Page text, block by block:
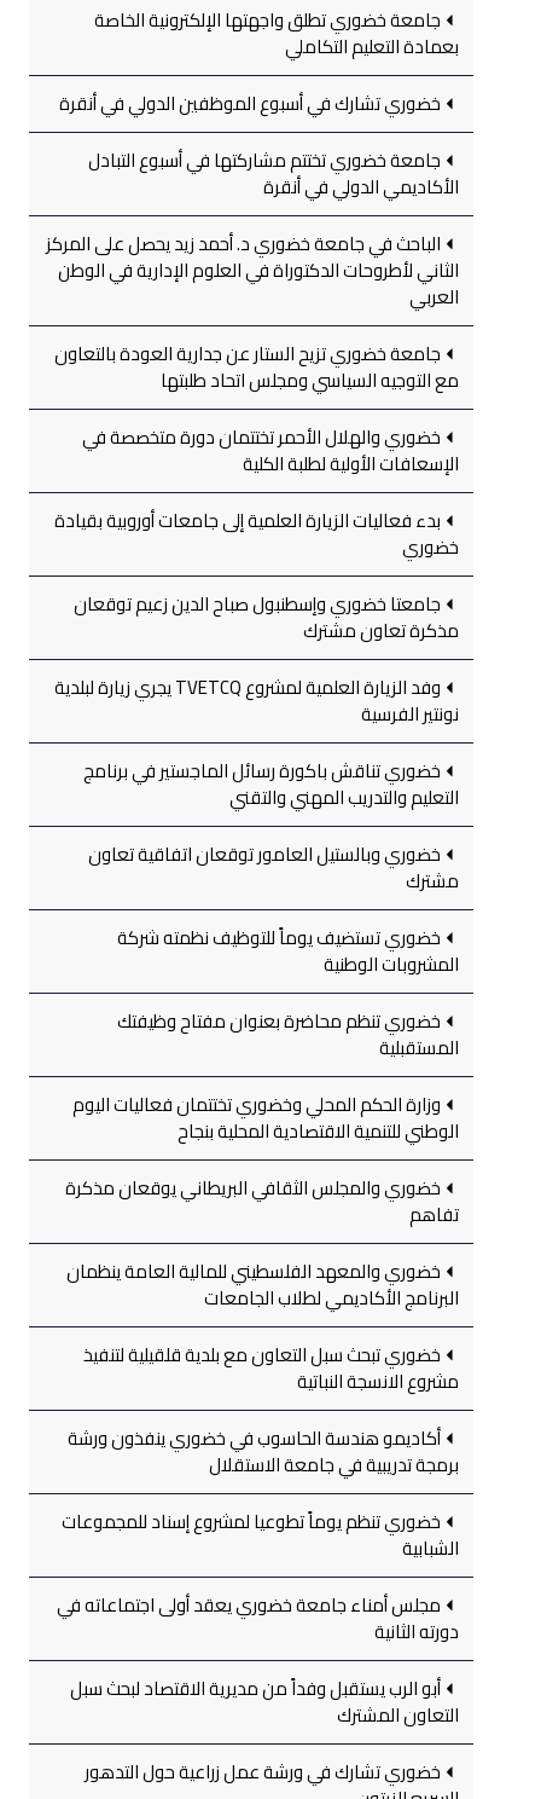
جامعة خضوري تطلق واجهتها الإلكترونية الخاصة
بعمادة التعليم التكاملي
خضوري تشارك في أسبوع الموظفين الدولي في أنقرة
جامعة خضوري تختتم مشاركتها في أسبوع التبادل
الأكاديمي الدولي في أنقرة
الباحث في جامعة خضوري د. أحمد زيد يحصل على المركز
الثاني لأطروحات الدكتوراة في العلوم الإدارية في الوطن
العربي
جامعة خضوري تزيح الستار عن جدارية العودة بالتعاون
مع التوجيه السياسي ومجلس اتحاد طلبتها
خضوري والهلال الأحمر تختتمان دورة متخصصة في
الإسعافات الأولية لطلبة الكلية
بدء فعاليات الزيارة العلمية إلى جامعات أوروبية بقيادة
خضوري
جامعتا خضوري وإسطنبول صباح الدين زعيم توقعان
مذكرة تعاون مشترك
وفد الزيارة العلمية لمشروع TVETCQ يجري زيارة لبلدية
نونتير الفرسية
خضوري تناقش باكورة رسائل الماجستير في برنامج
التعليم والتدريب المهني والتقني
خضوري وبالستيل العامور توقعان اتفاقية تعاون
مشترك
خضوري تستضيف يوماً للتوظيف نظمته شركة
المشروبات الوطنية
خضوري تنظم محاضرة بعنوان مفتاح وظيفتك
المستقبلية
وزارة الحكم المحلي وخضوري تختتمان فعاليات اليوم
الوطني للتنمية الاقتصادية المحلية بنجاح
خضوري والمجلس الثقافي البريطاني يوقعان مذكرة
تفاهم
خضوري والمعهد الفلسطيني للمالية العامة ينظمان
البرنامج الأكاديمي لطلاب الجامعات
خضوري تبحث سبل التعاون مع بلدية قلقيلية لتنفيذ
مشروع الانسجة النباتية
أكاديمو هندسة الحاسوب في خضوري ينفذون ورشة
برمجة تدريبية في جامعة الاستقلال
خضوري تنظم يوماً تطوعيا لمشروع إسناد للمجموعات
الشبابية
مجلس أمناء جامعة خضوري يعقد أولى اجتماعاته في
دورته الثانية
أبو الرب يستقبل وفداً من مديرية الاقتصاد لبحث سبل
التعاون المشترك
خضوري تشارك في ورشة عمل زراعية حول التدهور